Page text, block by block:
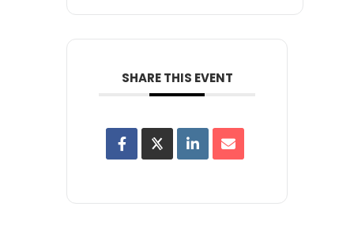
SHARE THIS EVENT